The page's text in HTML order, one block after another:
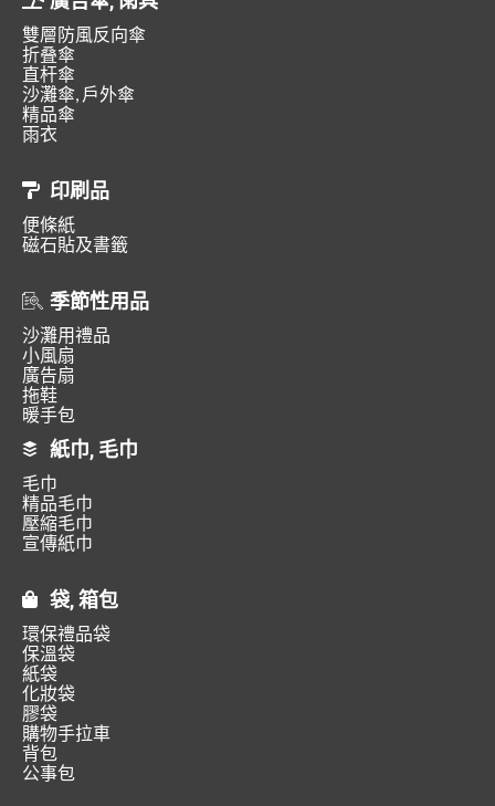
雙層防風反向傘
折叠傘
直杆傘
沙灘傘, 戶外傘
精品傘
雨衣
印刷品
便條紙
磁石貼及書籤
季節性用品
沙灘用禮品
小風扇
廣告扇
拖鞋
暖手包
紙巾, 毛巾
毛巾
精品毛巾
壓縮毛巾
宣傳紙巾
袋, 箱包
環保禮品袋
保溫袋
紙袋
化妝袋
膠袋
購物手拉車
背包
公事包